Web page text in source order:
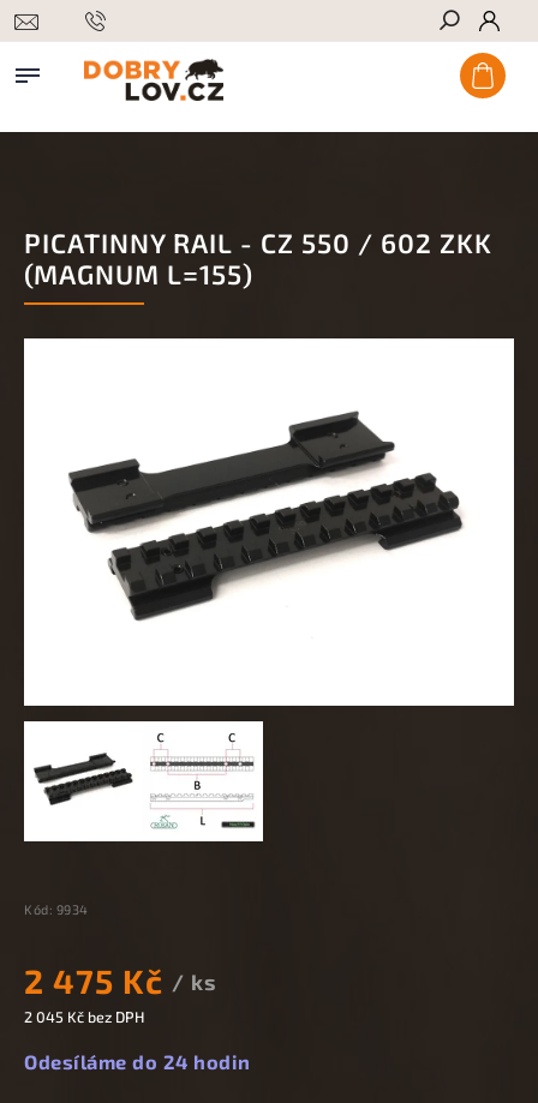
Hledat
PICATINNY RAIL - CZ 550 / 602 ZKK
(MAGNUM L=155)
Kód: 9934
2 475 Kč / ks
2 045 Kč bez DPH
Odesíláme do 24 hodin